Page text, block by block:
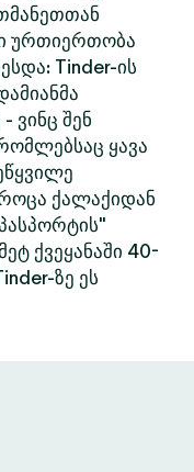
ურთიერთობა
Tinder-ის
ვინც შენ
ყავა
ქალაქიდან
ქვეყანაში 40-
ზე ეს